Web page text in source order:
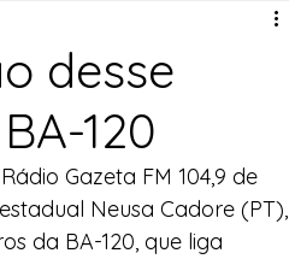
Lula
Familiar
desse
120
Gazeta FM 104,9 de
Neusa Cadore (PT),
da BA-120, que liga